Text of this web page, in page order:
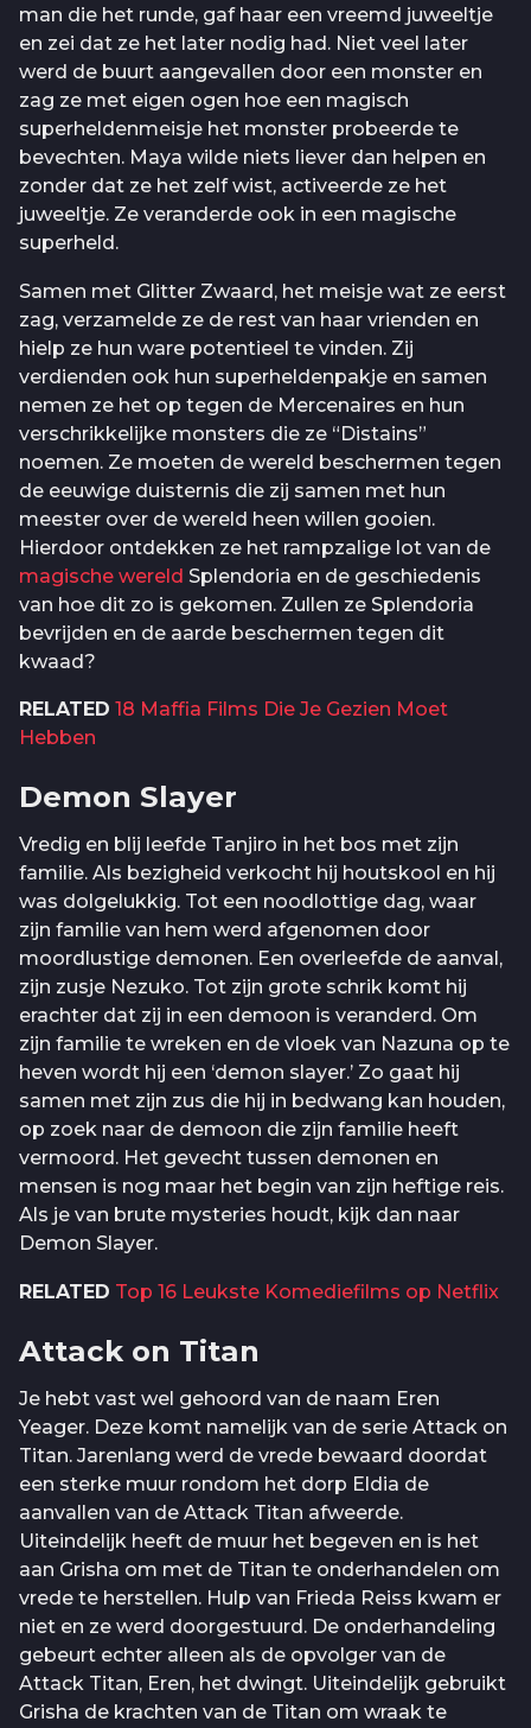
man die het runde, gaf haar een vreemd juweeltje
en zei dat ze het later nodig had. Niet veel later
werd de buurt aangevallen door een monster en
zag ze met eigen ogen hoe een magisch
superheldenmeisje het monster probeerde te
bevechten. Maya wilde niets liever dan helpen en
zonder dat ze het zelf wist, activeerde ze het
juweeltje. Ze veranderde ook in een magische
superheld.
Samen met Glitter Zwaard, het meisje wat ze eerst
zag, verzamelde ze de rest van haar vrienden en
hielp ze hun ware potentieel te vinden. Zij
verdienden ook hun superheldenpakje en samen
nemen ze het op tegen de Mercenaires en hun
verschrikkelijke monsters die ze “Distains”
noemen. Ze moeten de wereld beschermen tegen
de eeuwige duisternis die zij samen met hun
meester over de wereld heen willen gooien.
Hierdoor ontdekken ze het rampzalige lot van de
magische wereld Splendoria en de geschiedenis
van hoe dit zo is gekomen. Zullen ze Splendoria
bevrijden en de aarde beschermen tegen dit
kwaad?
RELATED 18 Maffia Films Die Je Gezien Moet
Hebben
Demon Slayer
Vredig en blij leefde Tanjiro in het bos met zijn
familie. Als bezigheid verkocht hij houtskool en hij
was dolgelukkig. Tot een noodlottige dag, waar
zijn familie van hem werd afgenomen door
moordlustige demonen. Een overleefde de aanval,
zijn zusje Nezuko. Tot zijn grote schrik komt hij
erachter dat zij in een demoon is veranderd. Om
zijn familie te wreken en de vloek van Nazuna op te
heven wordt hij een ‘demon slayer.’ Zo gaat hij
samen met zijn zus die hij in bedwang kan houden,
op zoek naar de demoon die zijn familie heeft
vermoord. Het gevecht tussen demonen en
mensen is nog maar het begin van zijn heftige reis.
Als je van brute mysteries houdt, kijk dan naar
Demon Slayer.
RELATED Top 16 Leukste Komediefilms op Netflix
Attack on Titan
Je hebt vast wel gehoord van de naam Eren
Yeager. Deze komt namelijk van de serie Attack on
Titan. Jarenlang werd de vrede bewaard doordat
een sterke muur rondom het dorp Eldia de
aanvallen van de Attack Titan afweerde.
Uiteindelijk heeft de muur het begeven en is het
aan Grisha om met de Titan te onderhandelen om
vrede te herstellen. Hulp van Frieda Reiss kwam er
niet en ze werd doorgestuurd. De onderhandeling
gebeurt echter alleen als de opvolger van de
Attack Titan, Eren, het dwingt. Uiteindelijk gebruikt
Grisha de krachten van de Titan om wraak te